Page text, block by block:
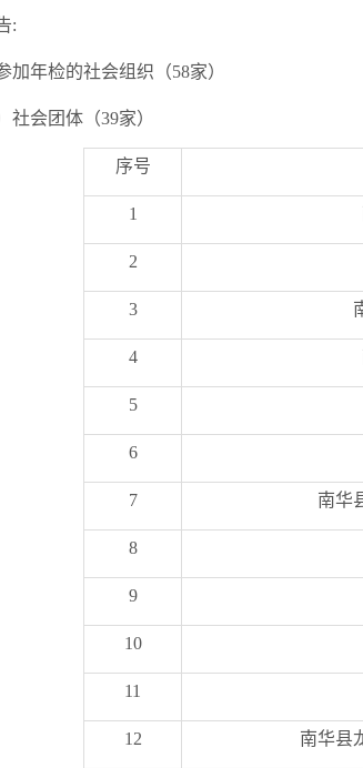
:
加年检的社会组织（58家）
社会团体（39家）
序号
1
2
3
4
5
6
7 南华
8
9
10
11
12 南华县